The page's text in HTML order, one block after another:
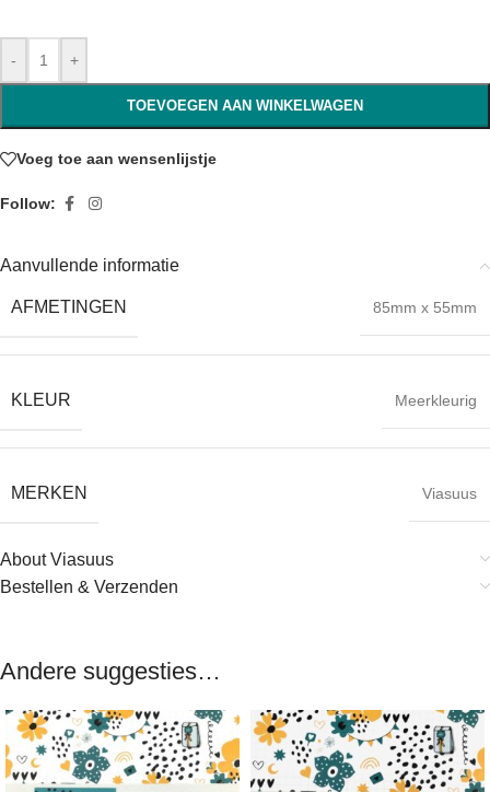
- +
TOEVOEGEN AAN WINKELWAGEN
Voeg toe aan wensenlijstje
Follow:
Aanvullende informatie
AFMETINGEN 85mm x 55mm
KLEUR Meerkleurig
MERKEN Viasuus
About Viasuus
Bestellen & Verzenden
Andere suggesties…